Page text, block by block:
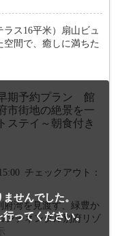
ス16平米）扇山ビュ
間で、癒しに満ちた
せんでした。
行ってください。
期予約プラン 館
市街地の絶景を一
ステイ～朝食付き
チェックアウト：
湾を見渡す、緑豊か
ンチネンタル別府リゾ